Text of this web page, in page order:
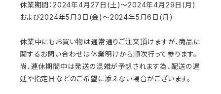
休業期間：2024年4月27日(土)～2024年4月29日(月)
および2024年5月3日(金)～2024年5月6日(月)
休業中にもお買い物は通常通りご注文頂けますが、商品に
関するお問い合わせは休業明けから順次行って参ります。
尚、連休期間中は発送の混雑が予想されます為、配送の遅
延や指定日などのご希望に添えない場合がございます。